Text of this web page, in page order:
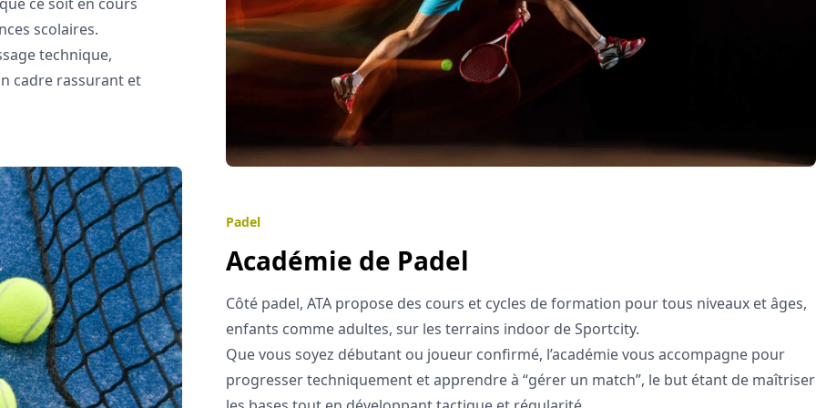
scolaires.
technique,
cadre rassurant et
Padel
Académie de Padel
Côté padel, ATA propose des cours et cycles de formation pour tous niveaux et âges,
enfants comme adultes, sur les terrains indoor de Sportcity.
Que vous soyez débutant ou joueur confirmé, l’académie vous accompagne pour
progresser techniquement et apprendre à “gérer un match”, le but étant de maîtriser